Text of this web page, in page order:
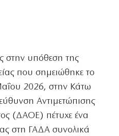
στην υπόθεση της
που σημειώθηκε το
2026, στην Κάτω
Αντιμετώπισης
(ΔΑΟΕ) πέτυχε ένα
στη ΓΑΔΑ συνολικά